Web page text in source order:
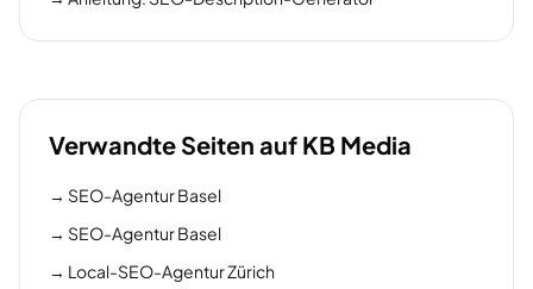
Verwandte Seiten auf KB Media
→ SEO-Agentur Basel
→ SEO-Agentur Basel
→ Local-SEO-Agentur Zürich